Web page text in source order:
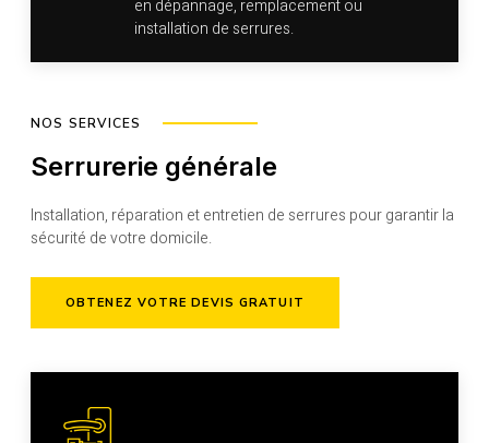
en dépannage, remplacement ou
installation de serrures.
NOS SERVICES
Serrurerie générale
Installation, réparation et entretien de serrures pour garantir la
sécurité de votre domicile.
OBTENEZ VOTRE DEVIS GRATUIT